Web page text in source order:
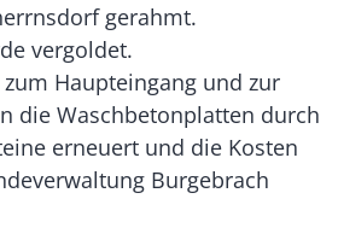
gerahmt.
vergoldet.
Haupteingang und zur
die Waschbetonplatten durch
erneuert und die Kosten
Burgebrach